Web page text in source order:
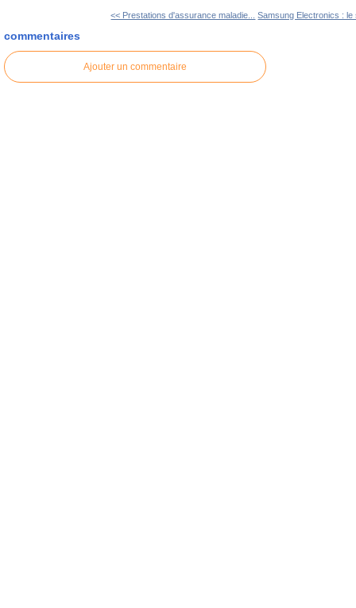
<< Prestations d'assurance maladie... Samsung Electronics : le
commentaires
Ajouter un commentaire